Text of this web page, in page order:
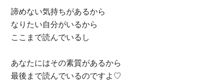
諦めない気持ちがあるから
なりたい自分がいるから
ここまで読んでいるし
あなたにはその素質があるから
最後まで読んでいるのですよ♡